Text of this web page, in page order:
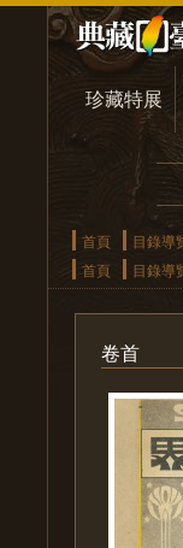
珍藏特展
首頁 目錄導
首頁
目錄導
卷首